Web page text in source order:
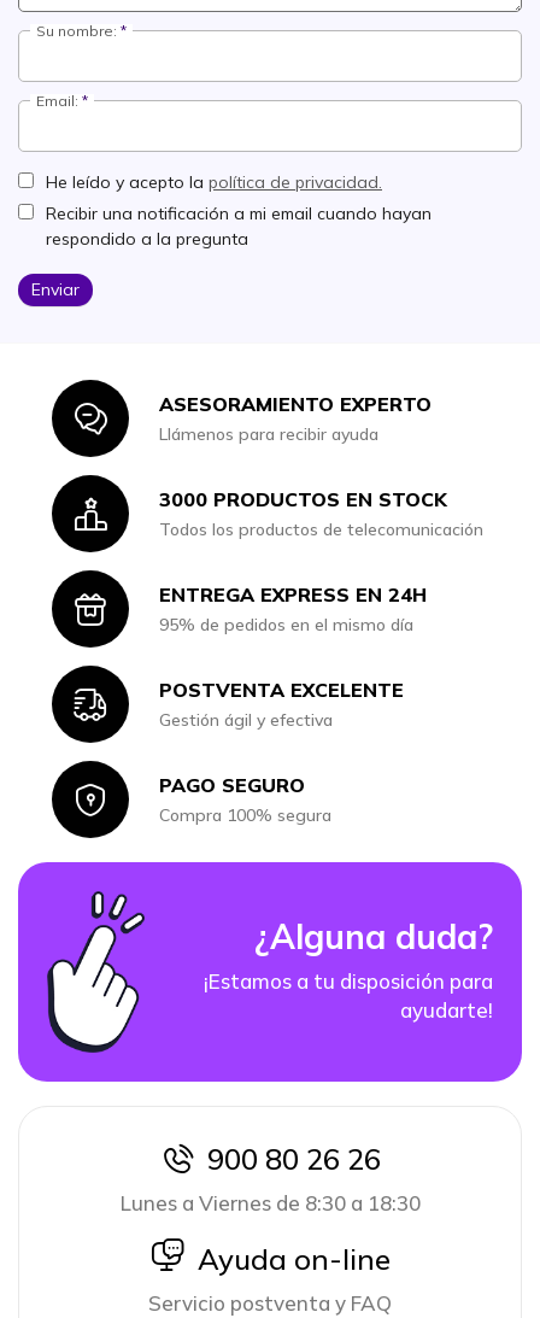
Su nombre:
Email:
He leído y acepto la política de privacidad.
Recibir una notificación a mi email cuando hayan
respondido a la pregunta
Enviar
IconASESORAMIENTO EXPERTO
Llámenos para recibir ayuda
Icon3000 PRODUCTOS EN STOCK
Todos los productos de telecomunicación
IconENTREGA EXPRESS EN 24H
95% de pedidos en el mismo día
IconPOSTVENTA EXCELENTE
Gestión ágil y efectiva
IconPAGO SEGURO
Compra 100% segura
¿Alguna duda?
¡Estamos a tu disposición para
ayudarte!
icon
900 80 26 26
Lunes a Viernes de 8:30 a 18:30
icon
Ayuda on-line
Servicio postventa y FAQ